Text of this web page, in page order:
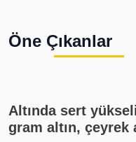
Öne Çıkanlar
Altında sert yükseliş! 6 Ağustos
gram altın, çeyrek